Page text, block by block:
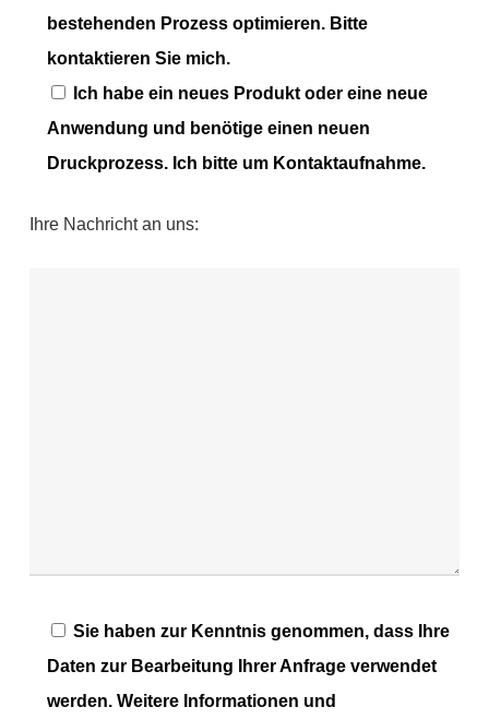
bestehenden Prozess optimieren. Bitte
kontaktieren Sie mich.
Ich habe ein neues Produkt oder eine neue
Anwendung und benötige einen neuen
Druckprozess. Ich bitte um Kontaktaufnahme.
Ihre Nachricht an uns:
Sie haben zur Kenntnis genommen, dass Ihre
Daten zur Bearbeitung Ihrer Anfrage verwendet
werden. Weitere Informationen und